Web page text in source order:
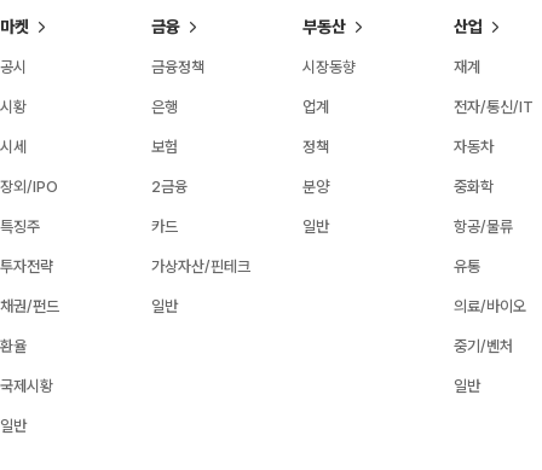
마켓
공시
시황
시세
장외/IPO
특징주
투자전략
채권/펀드
환율
국제시황
일반
금융
금융정책
은행
보험
2금융
카드
가상자산/핀테크
일반
부동산
시장동향
업계
정책
분양
일반
산업
재계
전자/통신/IT
자동차
중화학
항공/물류
유통
의료/바이오
중기/벤처
일반